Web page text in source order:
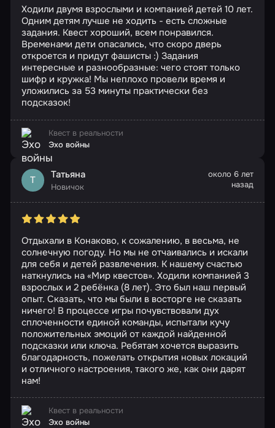
Ходили двумя взрослыми и компанией детей 10 лет.
Одним детям лучше не ходить - есть сложные
задания. Квест хороший, всем понравился.
Временами дети опасались, что скоро дверь
откроется и придут фашисты :) Задания
интересные и разнообразные: чего стоят только
шифр и кружка! Мы неплохо провели время и
уложились за 53 минуты практически без
подсказок!
Квест в реальности
Эхо войны
Т Татьяна
Новичок
около 6 лет
назад
Отдыхали в Конаково, к сожалению, в весьма, не
солнечную погоду. Но мы не отчаивались и искали
для себя и детей развлечения. К нашему счастью
наткнулись на «Мир квестов». Ходили компанией 3
взрослых и 2 ребёнка (8 лет). Это был наш первый
опыт. Сказать, что мы были в восторге не сказать
ничего! В процессе игры почувствовали дух
сплоченности единой команды, испытали кучу
положительных эмоций от каждой найденной
подсказки или ключа. Ребятам хочется выразить
благодарность, пожелать открытия новых локаций
и отличного настроения, такого же, как они дарят
нам!
Квест в реальности
Эхо войны